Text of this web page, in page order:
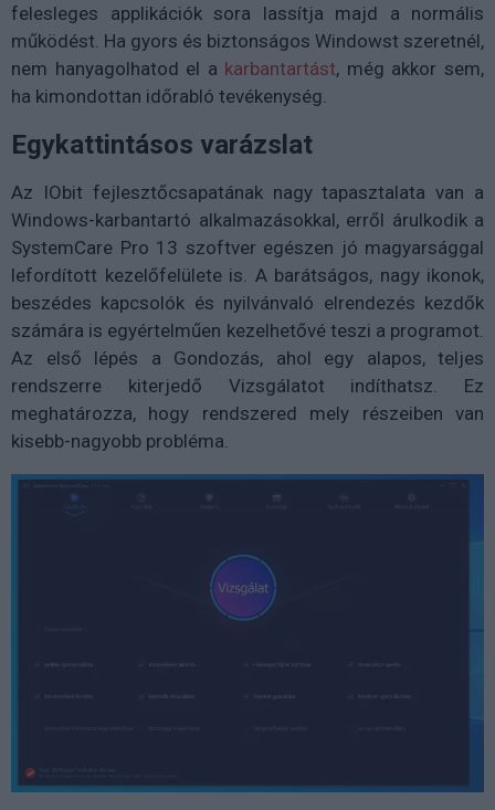
felesleges applikációk sora lassítja majd a normális
működést. Ha gyors és biztonságos Windowst szeretnél,
nem hanyagolhatod el a karbantartást, még akkor sem,
ha kimondottan időrabló tevékenység.
Egykattintásos varázslat
Az IObit fejlesztőcsapatának nagy tapasztalata van a
Windows-karbantartó alkalmazásokkal, erről árulkodik a
SystemCare Pro 13 szoftver egészen jó magyarsággal
lefordított kezelőfelülete is. A barátságos, nagy ikonok,
beszédes kapcsolók és nyilvánvaló elrendezés kezdők
számára is egyértelműen kezelhetővé teszi a programot.
Az első lépés a Gondozás, ahol egy alapos, teljes
rendszerre kiterjedő Vizsgálatot indíthatsz. Ez
meghatározza, hogy rendszered mely részeiben van
kisebb-nagyobb probléma.